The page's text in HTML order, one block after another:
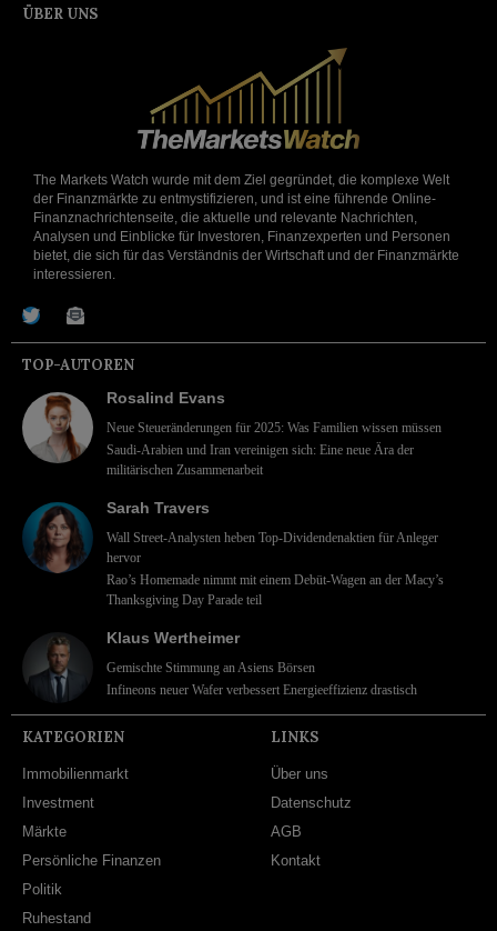
ÜBER UNS
The Markets Watch wurde mit dem Ziel gegründet, die komplexe Welt
der Finanzmärkte zu entmystifizieren, und ist eine führende Online-
Finanznachrichtenseite, die aktuelle und relevante Nachrichten,
Analysen und Einblicke für Investoren, Finanzexperten und Personen
bietet, die sich für das Verständnis der Wirtschaft und der Finanzmärkte
interessieren.
TOP-AUTOREN
Rosalind Evans
Neue Steueränderungen für 2025: Was Familien wissen müssen
Saudi-Arabien und Iran vereinigen sich: Eine neue Ära der
militärischen Zusammenarbeit
Sarah Travers
Wall Street-Analysten heben Top-Dividendenaktien für Anleger
hervor
Rao’s Homemade nimmt mit einem Debüt-Wagen an der Macy’s
Thanksgiving Day Parade teil
Klaus Wertheimer
Gemischte Stimmung an Asiens Börsen
Infineons neuer Wafer verbessert Energieeffizienz drastisch
KATEGORIEN
Immobilienmarkt
Investment
Märkte
Persönliche Finanzen
Politik
Ruhestand
LINKS
Über uns
Datenschutz
AGB
Kontakt